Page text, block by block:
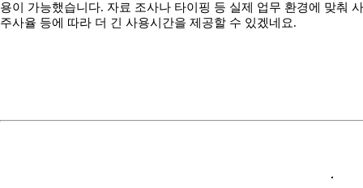
용이 가능했습니다. 자료 조사나 타이핑 등 실제 업무 환경에 맞춰
주사율 등에 따라 더 긴 사용시간을 제공할 수 있겠네요.